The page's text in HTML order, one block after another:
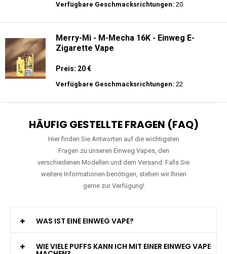
Verfügbare Geschmacksrichtungen: 20
Merry-Mi - M-Mecha 16K - Einweg E-
Zigarette Vape
Preis: 20 €
Verfügbare Geschmacksrichtungen: 22
HÄUFIG GESTELLTE FRAGEN (FAQ)
Hier finden Sie Antworten auf die wichtigsten
Fragen zu unseren Einweg Vapes, den
verschiedenen Modellen und dem Versand. Falls Sie
weitere Informationen benötigen, stehen wir Ihnen
gerne zur Verfügung!
WAS IST EINE EINWEG VAPE?
WIE VIELE PUFFS KANN ICH MIT EINER EINWEG VAPE